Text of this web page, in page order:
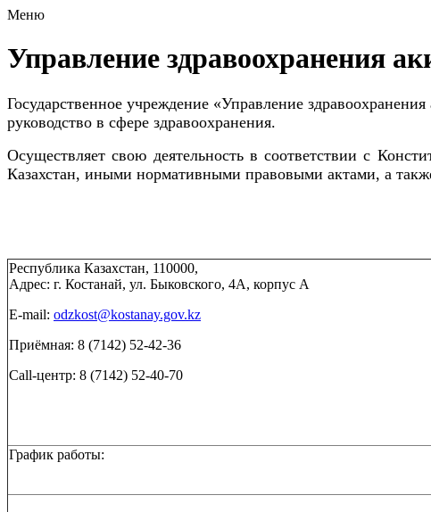
Меню
Управление здравоохранения
Государственное учреждение «Управление
руководство в сфере здравоохранения.
Осуществляет свою деятельность в соответствии с
Казахстан, иными нормативными правовыми актами, а
Республика Казахстан, 110000,
Адрес: г. Костанай, ул. Быковского, 4А, корпус А
E-mail: odzkost@kostanay.gov.kz
Приёмная: 8 (7142) 52-42-36
Call-центр: 8 (7142) 52-40-70
График работы: